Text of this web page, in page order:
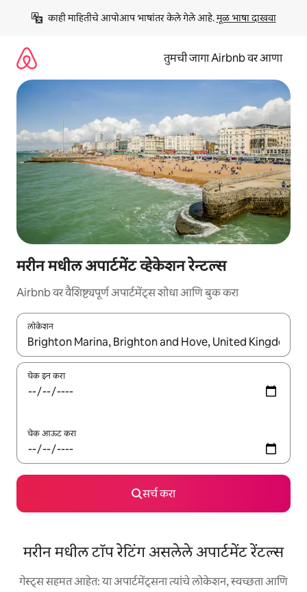
काही माहितीचे आपोआप भाषांतर केले गेले आहे. मूळ भाषा दाखवा
तुमची जागा Airbnb वर आणा
मरीन मधील अपार्टमेंट व्हेकेशन रेन्टल्स
Airbnb वर वैशिष्ट्यपूर्ण अपार्टमेंट्स शोधा आणि बुक करा
लोकेशन
जेव्हा परिणाम उपलब्ध असतील, तेव्हा वरच्या आणि खाली बाणांच्या किजसह
चेक इन करा
चेक आऊट करा
सर्च करा
मरीन मधील टॉप रेटिंग असलेले अपार्टमेंट रेंटल्स
गेस्ट्स सहमत आहेत: या अपार्टमेंट्सना त्यांचे लोकेशन, स्वच्छता आणि